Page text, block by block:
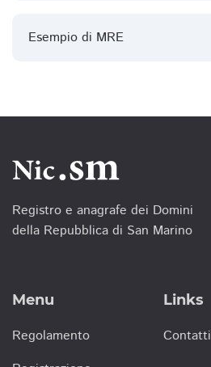
Esempio di MRE
Registro e anagrafe dei Domini
della Repubblica di San Marino
Menu
Regolamento
Links
Contatti